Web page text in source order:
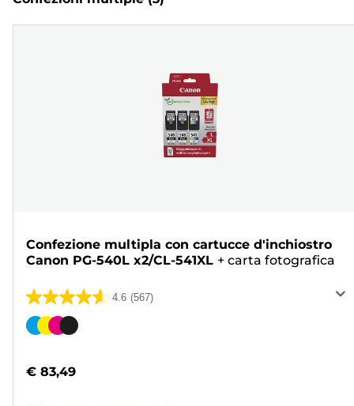
Confezione multipla con cartucce d'inchiostro
Canon PG-540L x2/CL-541XL + carta fotografica
4.6 (567)
4.6
su
567
Cartuccia
€ 83,49